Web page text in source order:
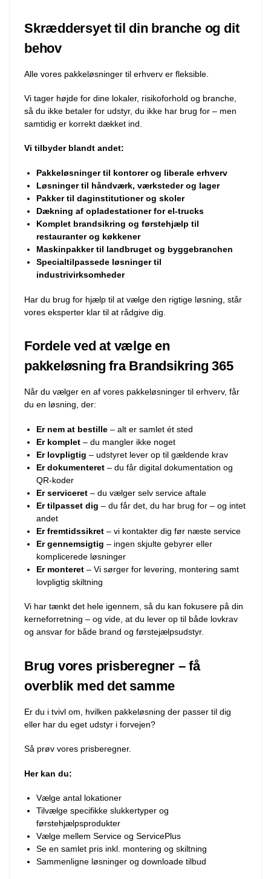
Skræddersyet til din branche og dit
behov
Alle vores pakkeløsninger til erhverv er fleksible.
Vi tager højde for dine lokaler, risikoforhold og branche,
så du ikke betaler for udstyr, du ikke har brug for – men
samtidig er korrekt dækket ind.
Vi tilbyder blandt andet:
Pakkeløsninger til kontorer og liberale erhverv
Løsninger til håndværk, værksteder og lager
Pakker til daginstitutioner og skoler
Dækning af opladestationer for el-trucks
Komplet brandsikring og førstehjælp til
restauranter og køkkener
Maskinpakker til landbruget og byggebranchen
Specialtilpassede løsninger til
industrivirksomheder
Har du brug for hjælp til at vælge den rigtige løsning, står
vores eksperter klar til at rådgive dig.
Fordele ved at vælge en
pakkeløsning fra Brandsikring 365
Når du vælger en af vores pakkeløsninger til erhverv, får
du en løsning, der:
Er nem at bestille – alt er samlet ét sted
Er komplet – du mangler ikke noget
Er lovpligtig – udstyret lever op til gældende krav
Er dokumenteret – du får digital dokumentation og
QR-koder
Er serviceret – du vælger selv service aftale
Er tilpasset dig – du får det, du har brug for – og intet
andet
Er fremtidssikret – vi kontakter dig før næste service
Er gennemsigtig – ingen skjulte gebyrer eller
komplicerede løsninger
Er monteret – Vi sørger for levering, montering samt
lovpligtig skiltning
Vi har tænkt det hele igennem, så du kan fokusere på din
kerneforretning – og vide, at du lever op til både lovkrav
og ansvar for både brand og førstejælpsudstyr.
Brug vores prisberegner – få
overblik med det samme
Er du i tvivl om, hvilken pakkeløsning der passer til dig
eller har du eget udstyr i forvejen?
Så prøv vores prisberegner.
Her kan du:
Vælge antal lokationer
Tilvælge specifikke slukkertyper og
førstehjælpsprodukter
Vælge mellem Service og ServicePlus
Se en samlet pris inkl. montering og skiltning
Sammenligne løsninger og downloade tilbud